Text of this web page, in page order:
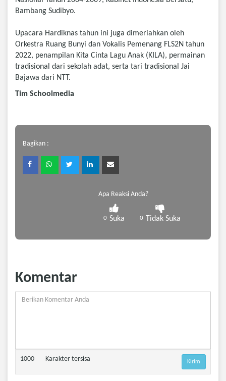
Bambang Sudibyo.
Upacara Hardiknas tahun ini juga dimeriahkan oleh
Orkestra Ruang Bunyi dan Vokalis Pemenang FLS2N tahun
2022, penampilan Kita Cinta Lagu Anak (KILA), permainan
tradisional dari sekolah adat, serta tari tradisional Jai
Bajawa dari NTT.
Tim Schoolmedia
Bagikan :
Apa Reaksi Anda?
0 Suka 0 Tidak Suka
Komentar
1000 Karakter tersisa